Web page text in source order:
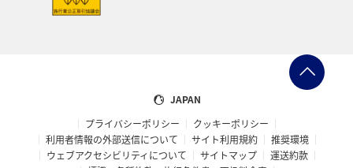
JAPAN
プライバシーポリシー
クッキーポリシー
利用者情報の外部送信について
サイト利用規約
推奨環境
ウェブアクセシビリティについて
サイトマップ
運送約款